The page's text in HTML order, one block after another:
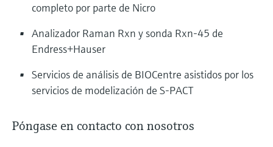
completo por parte de Nicro
Analizador Raman Rxn y sonda Rxn-45 de
Endress+Hauser
Servicios de análisis de BIOCentre asistidos por los
servicios de modelización de S-PACT
Póngase en contacto con nosotros